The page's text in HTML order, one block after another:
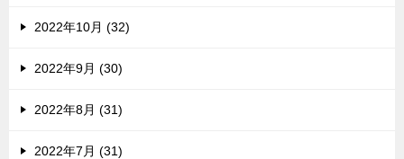
2022年10月 (32)
2022年9月 (30)
2022年8月 (31)
2022年7月 (31)